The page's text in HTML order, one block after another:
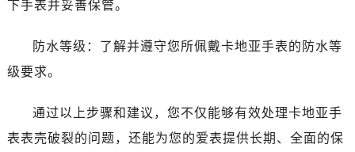
下手表并妥善保管。
防水等级：了解并遵守您所佩戴卡地亚手表的防水等
级要求。
通过以上步骤和建议，您不仅能够有效处理卡地亚手
表表壳破裂的问题，还能为您的爱表提供长期、全面的保